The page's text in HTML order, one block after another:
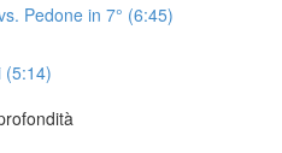
Pedone in 7° (6:45)
(5:14)